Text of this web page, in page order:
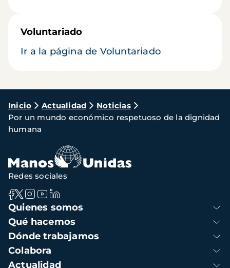
Voluntariado
Ir a la página de Voluntariado
Ruta
de
navegación
Inicio Actualidad
Noticias
Por un mundo económico respetuoso de la dignidad
humana
Navegación
principal
Quienes somos
Qué hacemos
Dónde trabajamos
Colabora
Actualidad
Redes sociales